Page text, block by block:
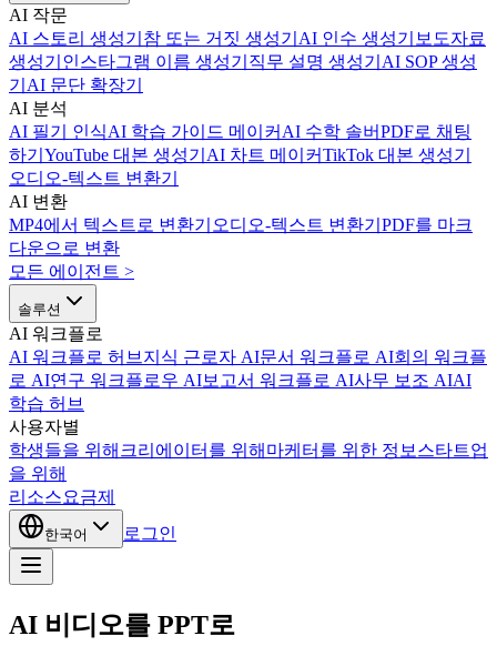
AI 작문
AI 스토리 생성기 참 또는 거짓 생성기 AI 인수 생성기 보도자료
생성기 인스타그램 이름 생성기 직무 설명 생성기 AI SOP 생성
기 AI 문단 확장기
AI 분석
AI 필기 인식AI 학습 가이드 메이커 AI 수학 솔버PDF로 채팅
하기 YouTube 대본 생성기 AI 차트 메이커TikTok 대본 생성기
오디오-텍스트 변환기
AI 변환
MP4에서 텍스트로 변환기 오디오-텍스트 변환기 PDF를 마크
다운으로 변환
모든 에이전트 >
솔루션
AI 워크플로
AI 워크플로 허브 지식 근로자 AI문서 워크플로 AI회의 워크플
로 AI연구 워크플로우 AI보고서 워크플로 AI사무 보조 AIAI
학습 허브
사용자별
학생들을 위해 크리에이터를 위해 마케터를 위한 정보 스타트업
을 위해
리소스요금제
한국어 로그인
AI 비디오를 PPT로